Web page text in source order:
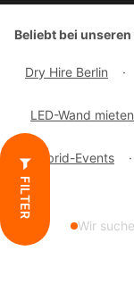
FILTER
Beliebt bei
Dry Hire Berlin ·
LED-Wand mieten
Hybrid-Events ·
Wir